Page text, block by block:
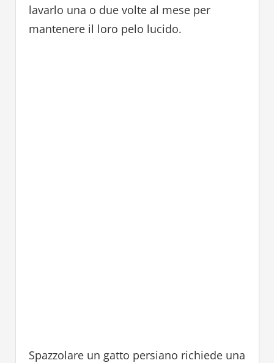
lavarlo una o due volte al mese per
mantenere il loro pelo lucido.
Spazzolare un gatto persiano richiede una